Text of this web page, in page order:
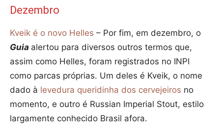
Dezembro
Kveik é o novo Helles – Por fim, em dezembro, o
Guia alertou para diversos outros termos que,
assim como Helles, foram registrados no INPI
como parcas próprias. Um deles é Kveik, o nome
dado à levedura queridinha dos cervejeiros no
momento, e outro é Russian Imperial Stout, estilo
largamente conhecido Brasil afora.